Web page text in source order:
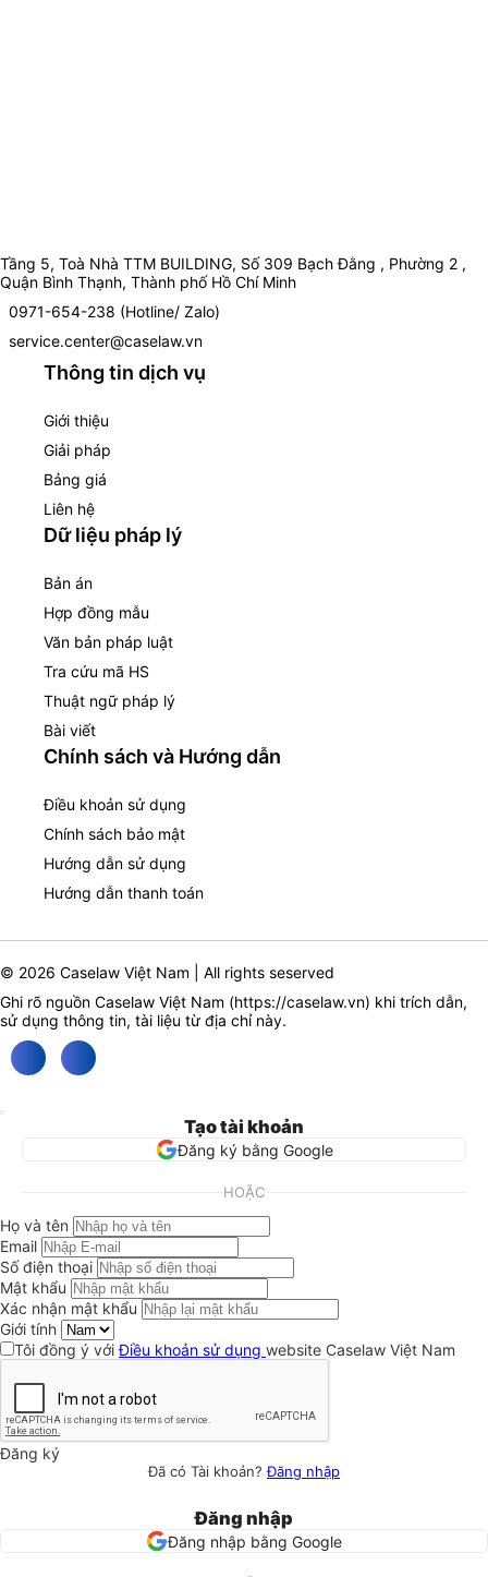
Tầng 5, Toà Nhà TTM BUILDING, Số 309 Bạch Đằng , Phường 2 ,
Quận Bình Thạnh, Thành phố Hồ Chí Minh
0971-654-238 (Hotline/ Zalo)
service.center@caselaw.vn
Thông tin dịch vụ
Giới thiệu
Giải pháp
Bảng giá
Liên hệ
Dữ liệu pháp lý
Bản án
Hợp đồng mẫu
Văn bản pháp luật
Tra cứu mã HS
Thuật ngữ pháp lý
Bài viết
Chính sách và Hướng dẫn
Điều khoản sử dụng
Chính sách bảo mật
Hướng dẫn sử dụng
Hướng dẫn thanh toán
© 2026 Caselaw Việt Nam | All rights seserved
Ghi rõ nguồn Caselaw Việt Nam (https://caselaw.vn) khi trích dẫn,
sử dụng thông tin, tài liệu từ địa chỉ này.
Tạo tài khoản
Đăng ký bằng Google
HOẶC
Họ và tên
Email
Số điện thoại
Mật khẩu
Xác nhận mật khẩu
Giới tính
Tôi đồng ý vớiĐiều khoản sử dụng website Caselaw Việt Nam
Đăng ký
Đã có Tài khoản?Đăng nhập
Đăng nhập
Đăng nhập bằng Google